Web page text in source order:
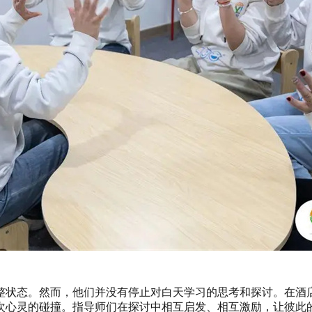
态。然而，他们并没有停止对白天学习的思考和探讨。在
灵的碰撞。指导师们在探讨中相互启发、相互激励，让彼